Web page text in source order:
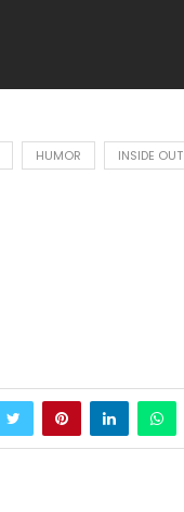
HUMOR INSIDE OUT